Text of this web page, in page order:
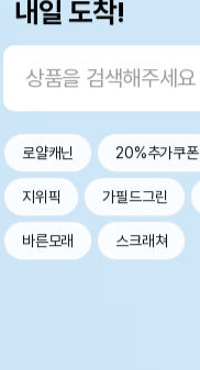
내일 도착!
로얄캐닌 20%추가쿠폰
지위픽 가필드그린
바른모래 스크래쳐